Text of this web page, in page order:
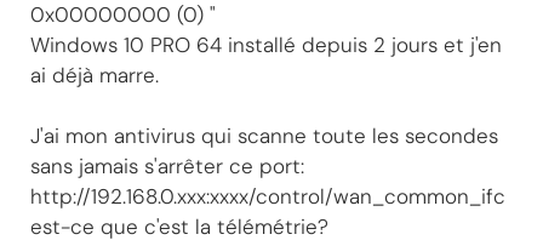
0x00000000 (0) "
Windows 10 PRO 64 installé depuis 2 jours et j'en
ai déjà marre.
J'ai mon antivirus qui scanne toute les secondes
sans jamais s'arrêter ce port:
http://192.168.0.xxx:xxxx/control/wan_common_ifc
est-ce que c'est la télémétrie?